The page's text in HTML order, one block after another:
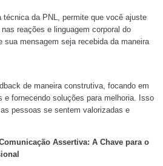
técnica da PNL, permite que você ajuste
reações e linguagem corporal do
sua mensagem seja recebida da maneira
de maneira construtiva, focando em
e fornecendo soluções para melhoria. Isso
pessoas se sentem valorizadas e
Assertiva: A Chave para o